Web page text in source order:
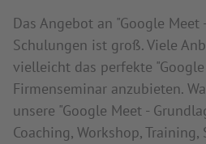
Das Angebot an "Google Meet
Schulungen ist groß. Viele
vielleicht das perfekte
Firmenseminar anzubieten.
unsere "Google Meet -
Coaching, Workshop, Training,